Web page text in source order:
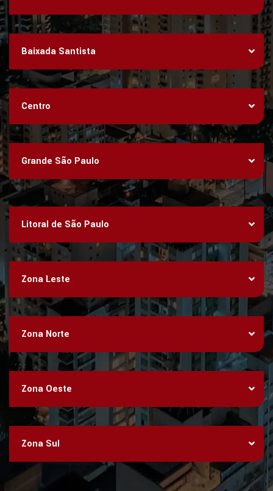
Baixada Santista
Centro
Grande São Paulo
Litoral de São Paulo
Zona Leste
Zona Norte
Zona Oeste
Zona Sul